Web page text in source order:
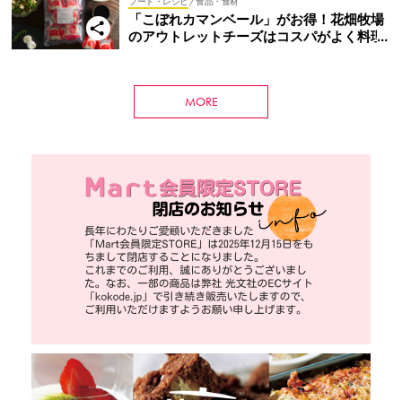
「こぼれカマンベール」がお得！花畑牧場
のアウトレットチーズはコスパがよく料理
MORE